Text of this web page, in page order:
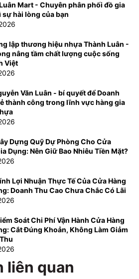
Mart - Chuyên phân phối đồ gia
sự hài lòng của bạn
lập thương hiệu nhựa Thành Luân -
nâng tầm chất lượng cuộc sống
Việt
Văn Luân - bí quyết để Doanh
thành công trong lĩnh vực hàng gia
Dựng Quỹ Dự Phòng Cho Cửa
Dụng: Nên Giữ Bao Nhiêu Tiền Mặt?
Lợi Nhuận Thực Tế Của Cửa Hàng
Doanh Thu Cao Chưa Chắc Có Lãi
Soát Chi Phí Vận Hành Cửa Hàng
Cắt Đúng Khoản, Không Làm Giảm
liên quan